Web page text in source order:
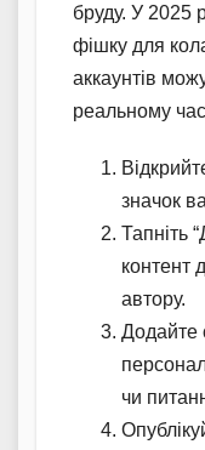
бруду. У 2025
фішку для
аккаунтів
реальному
значок
Тапніть
контент
автору.
Додайте
чи